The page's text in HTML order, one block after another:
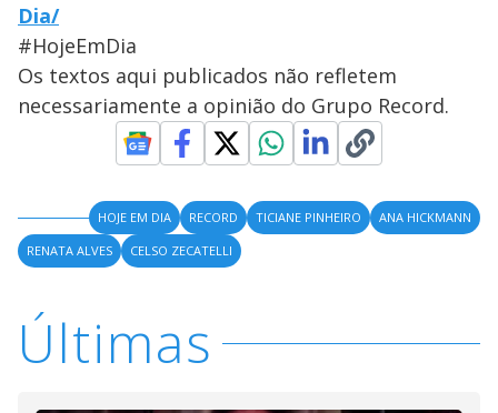
Dia/
#HojeEmDia
Os textos aqui publicados não refletem
necessariamente a opinião do Grupo Record.
HOJE EM DIA RECORD TICIANE PINHEIRO
ANA HICKMANN
RENATA ALVES
CELSO ZECATELLI
Últimas